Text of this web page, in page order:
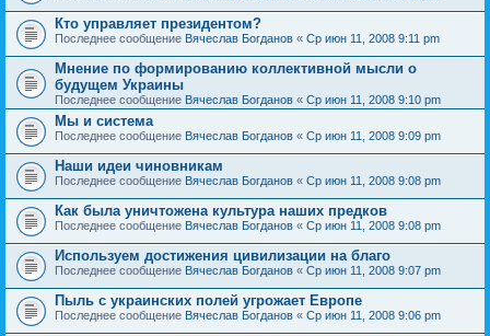
Кто управляет президентом?
Последнее сообщение Вячеслав Богданов « Ср июн 11, 2008 9:11 pm
Мнение по формированию коллективной мысли о
будущем Украины
Последнее сообщение Вячеслав Богданов « Ср июн 11, 2008 9:10 pm
Мы и система
Последнее сообщение Вячеслав Богданов « Ср июн 11, 2008 9:09 pm
Наши идеи чиновникам
Последнее сообщение Вячеслав Богданов « Ср июн 11, 2008 9:08 pm
Как была уничтожена культура наших предков
Последнее сообщение Вячеслав Богданов « Ср июн 11, 2008 9:08 pm
Используем достижения цивилизации на благо
Последнее сообщение Вячеслав Богданов « Ср июн 11, 2008 9:07 pm
Пыль с украинских полей угрожает Европе
Последнее сообщение Вячеслав Богданов « Ср июн 11, 2008 9:06 pm